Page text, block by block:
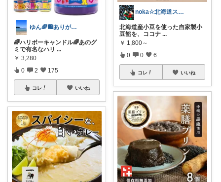
ゆん🌈🛍️ありがとうございます🥹
🌈ハリボーキャンドル🌈あのグ
ミで有名なハリ ...
￥ 3,280
0 2 175
コレ いいね
noka☆北海道スイーツおすすめコレ☆
北海道産小豆を使った自家製小
豆餡を、ココナ ...
￥ 1,800～
0 0 6
コレ いいね